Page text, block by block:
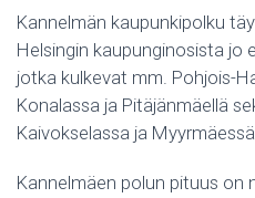
Kannelmän kaupunkipolku
Helsingin kaupunginosista jo
jotka kulkevat mm. Pohjois-
Konalassa ja Pitäjänmäellä
Kaivokselassa ja Myyrmäessä.
Kannelmäen polun pituus on